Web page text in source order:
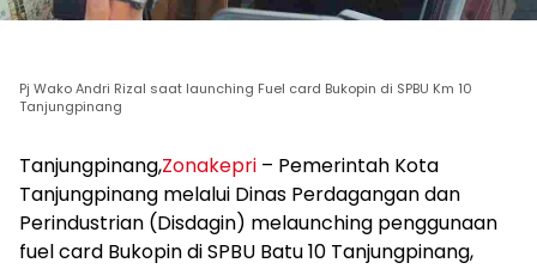
Pj Wako Andri Rizal saat launching Fuel card Bukopin di SPBU Km 10
Tanjungpinang
Tanjungpinang,Zonakepri – Pemerintah Kota
Tanjungpinang melalui Dinas Perdagangan dan
Perindustrian (Disdagin) melaunching penggunaan
fuel card Bukopin di SPBU Batu 10 Tanjungpinang,